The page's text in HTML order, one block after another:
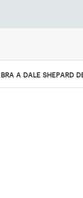
A DALE SHEPARD